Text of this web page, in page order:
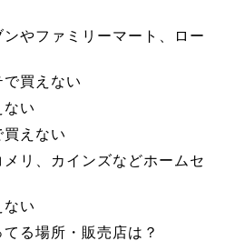
やファミリーマート、ロー
買えない
い
えない
リ、カインズなどホームセ
い
る場所・販売店は？